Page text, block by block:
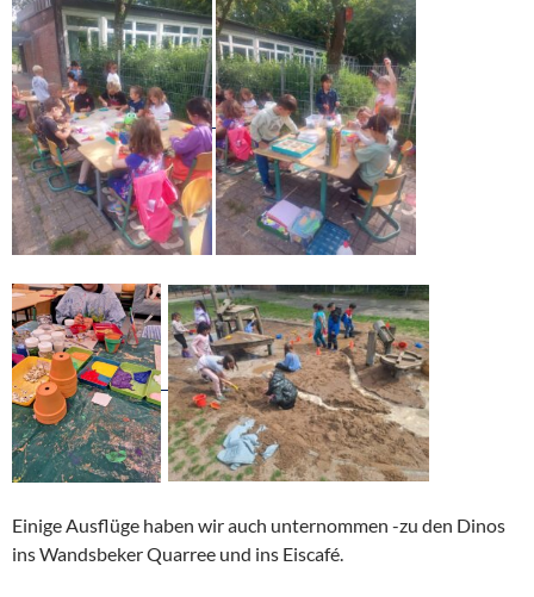
Einige Ausflüge haben wir auch unternommen -zu den Dinos
ins Wandsbeker Quarree und ins Eiscafé.